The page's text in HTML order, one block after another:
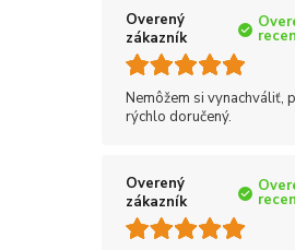
Overený
zákazník
Nemôžem si vynachváliť,
rýchlo doručený.
Overený
zákazník